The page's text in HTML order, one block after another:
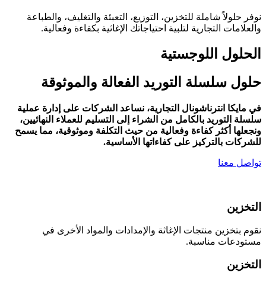
نوفر حلولاً شاملة للتخزين، التوزيع، التعبئة والتغليف، والطباعة
والعلامات التجارية لتلبية احتياجاتك الإغاثية بكفاءة وفعالية.
الحلول اللوجستية
حلول سلسلة التوريد الفعالة والموثوقة
في مايكا انترناشونال التجارية، نساعد الشركات على إدارة عملية
سلسلة التوريد بالكامل من الشراء إلى التسليم للعملاء النهائيين،
ونجعلها أكثر كفاءة وفعالية من حيث التكلفة وموثوقية، مما يسمح
للشركات بالتركيز على كفاءاتها الأساسية.
تواصل معنا
التخزين
نقوم بتخزين منتجات الإغاثة والإمدادات والمواد الأخرى في
مستودعات مناسبة.
التخزين